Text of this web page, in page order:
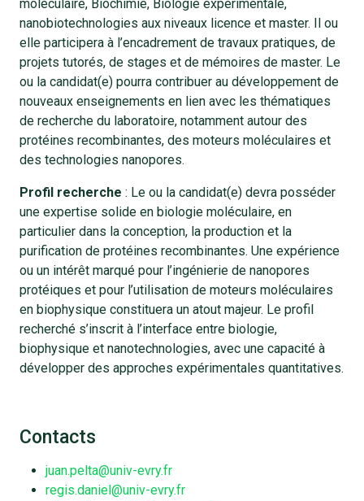
moléculaire, Biochimie, Biologie expérimentale,
nanobiotechnologies aux niveaux licence et master. Il ou
elle participera à l’encadrement de travaux pratiques, de
projets tutorés, de stages et de mémoires de master. Le
ou la candidat(e) pourra contribuer au développement de
nouveaux enseignements en lien avec les thématiques
de recherche du laboratoire, notamment autour des
protéines recombinantes, des moteurs moléculaires et
des technologies nanopores.
Profil recherche : Le ou la candidat(e) devra posséder
une expertise solide en biologie moléculaire, en
particulier dans la conception, la production et la
purification de protéines recombinantes. Une expérience
ou un intérêt marqué pour l’ingénierie de nanopores
protéiques et pour l’utilisation de moteurs moléculaires
en biophysique constituera un atout majeur. Le profil
recherché s’inscrit à l’interface entre biologie,
biophysique et nanotechnologies, avec une capacité à
développer des approches expérimentales quantitatives.
Contacts
juan.pelta@univ-evry.fr
regis.daniel@univ-evry.fr